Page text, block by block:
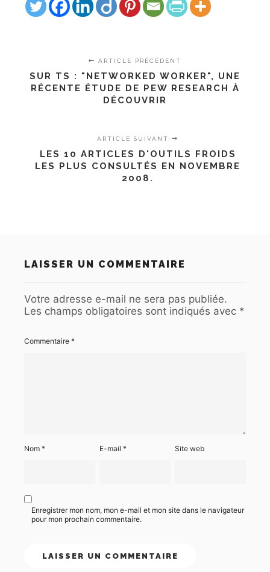
ARTICLE PRÉCÉDENT
SUR TS : "NETWORKED WORKER", UNE
RÉCENTE ÉTUDE DE PEW RESEARCH À
DÉCOUVRIR
ARTICLE SUIVANT
LES 10 ARTICLES D'OUTILS FROIDS
LES PLUS CONSULTÉS EN NOVEMBRE
2008.
LAISSER UN COMMENTAIRE
Votre adresse e-mail ne sera pas publiée.
Les champs obligatoires sont indiqués avec *
Commentaire *
Nom * E-mail* Site web
Enregistrer mon nom, mon e-mail et mon site dans le navigateur
pour mon prochain commentaire.